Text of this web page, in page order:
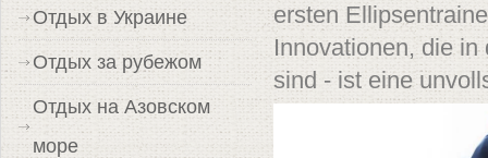
ersten
Innovationen, die
sind - ist eine
Отдых в Украине
Отдых за рубежом
Отдых на Азовском
море